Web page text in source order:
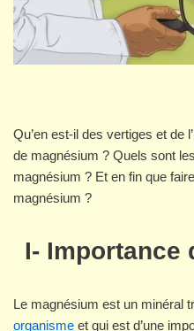
Qu’en est-il des vertiges et de
de magnésium ? Quels sont
magnésium ? Et en fin que
magnésium ?
I- Importance
Le magnésium est un minéral
organisme et qui est d’une